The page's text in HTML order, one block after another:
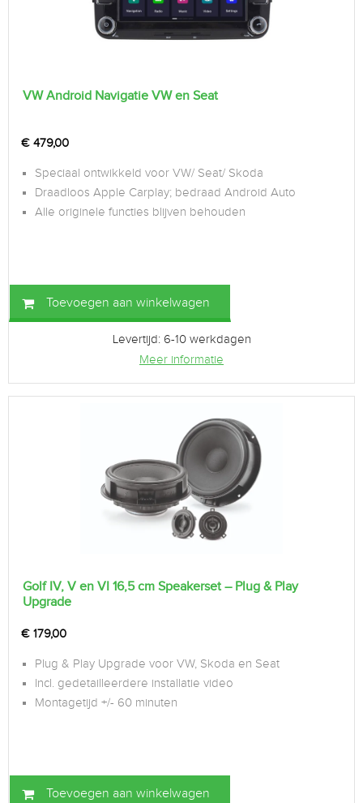
VW Android Navigatie VW en Seat
€ 479,00
Speciaal ontwikkeld voor VW/ Seat/ Skoda
Draadloos Apple Carplay; bedraad Android Auto
Alle originele functies blijven behouden
Toevoegen aan winkelwagen
Levertijd: 6-10 werkdagen
Meer informatie
Golf IV, V en VI 16,5 cm Speakerset – Plug & Play
Upgrade
€ 179,00
Plug & Play Upgrade voor VW, Skoda en Seat
Incl. gedetailleerdere installatie video
Montagetijd +/- 60 minuten
Toevoegen aan winkelwagen